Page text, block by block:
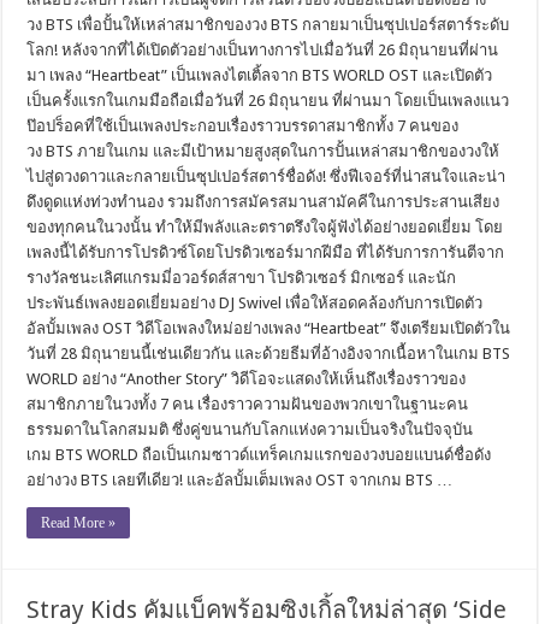
วง BTS เพื่อปั้นให้เหล่าสมาชิกของวง BTS กลายมาเป็นซุปเปอร์สตาร์ระดับ
โลก! หลังจากที่ได้เปิดตัวอย่างเป็นทางการไปเมื่อวันที่ 26 มิถุนายนที่ผ่าน
มา เพลง “Heartbeat” เป็นเพลงไตเติ้ลจาก BTS WORLD OST และเปิดตัว
เป็นครั้งแรกในเกมมือถือเมื่อวันที่ 26 มิถุนายน ที่ผ่านมา โดยเป็นเพลงแนว
ป๊อปร็อคที่ใช้เป็นเพลงประกอบเรื่องราวบรรดาสมาชิกทั้ง 7 คนของ
วง BTS ภายในเกม และมีเป้าหมายสูงสุดในการปั้นเหล่าสมาชิกของวงให้
ไปสู่ดวงดาวและกลายเป็นซุปเปอร์สตาร์ชื่อดัง! ซึ่งฟีเจอร์ที่น่าสนใจและน่า
ดึงดูดแห่งท่วงทำนอง รวมถึงการสมัครสมานสามัคคีในการประสานเสียง
ของทุกคนในวงนั้น ทำให้มีพลังและตราตรึงใจผู้ฟังได้อย่างยอดเยี่ยม โดย
เพลงนี้ได้รับการโปรดิวซ์โดยโปรดิวเซอร์มากฝีมือ ที่ได้รับการการันตีจาก
รางวัลชนะเลิศแกรมมี่อวอร์ดส์สาขา โปรดิวเซอร์ มิกเซอร์ และนัก
ประพันธ์เพลงยอดเยี่ยมอย่าง DJ Swivel เพื่อให้สอดคล้องกับการเปิดตัว
อัลบั้มเพลง OST วิดีโอเพลงใหม่อย่างเพลง “Heartbeat” จึงเตรียมเปิดตัวใน
วันที่ 28 มิถุนายนนี้เช่นเดียวกัน และด้วยธีมที่อ้างอิงจากเนื้อหาในเกม BTS
WORLD อย่าง “Another Story” วิดีโอจะแสดงให้เห็นถึงเรื่องราวของ
สมาชิกภายในวงทั้ง 7 คน เรื่องราวความฝันของพวกเขาในฐานะคน
ธรรมดาในโลกสมมติ ซึ่งคู่ขนานกับโลกแห่งความเป็นจริงในปัจจุบัน
เกม BTS WORLD ถือเป็นเกมซาวด์แทร็คเกมแรกของวงบอยแบนด์ชื่อดัง
อย่างวง BTS เลยทีเดียว! และอัลบั้มเต็มเพลง OST จากเกม BTS …
Read More »
Stray Kids คัมแบ็คพร้อมซิงเกิ้ลใหม่ล่าสุด ‘Side